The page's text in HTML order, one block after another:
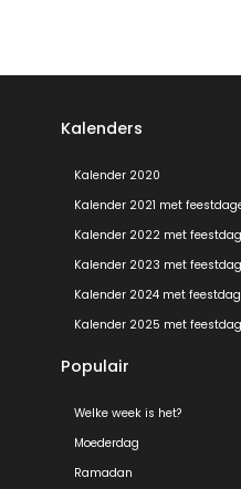
Kalenders
Kalender 2020
Kalender 2021 met
Kalender 2022 met
Kalender 2023 met
Kalender 2024 met
Kalender 2025 met
Populair
Welke week is het?
Moederdag
Ramadan